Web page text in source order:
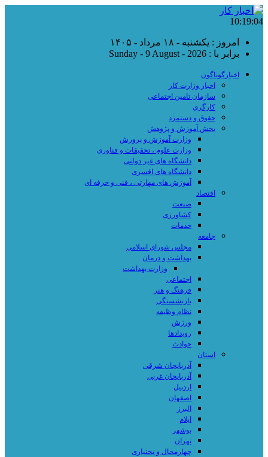
10:19:05
امروز : یکشنبه - ۱۸ مرداد - ۱۴۰۵
برابر با : Sunday - 9 August - 2026
اخبارگوناگون
اخبار وزارت کار
سازمان تامین اجتماعی
کارگری
حقوق و دستمزد
بخش آموزش و پژوهش
وزارت آموزش و پرورش
وزارت علوم ، تحقیقات و فناوری
دانشگاه های غیر دولتی
دانشگاه های افسری
آموزش های مهارتی ، فنی و حرفه ای
اقتصاد
صنعت
کشاورزی
خدمات
جامعه
مجلس شورای اسلامی
بهداشت و درمان
وزارت بهداشت
اجتماعی
فرهنگ و هنر
بازنشستگی
نظام وظیفه
ورزش
رویدادها
حوادث
استان
آذربایجان شرقی
آذربایجان غربی
اردبیل
اصفهان
البرز
ایلام
بوشهر
تهران
چهارمحال و بختیاری